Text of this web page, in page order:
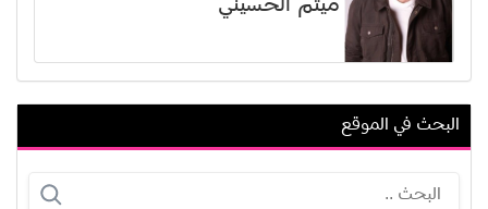
ميثم الحسيني
هيلدا خليفة
البحث في الموقع